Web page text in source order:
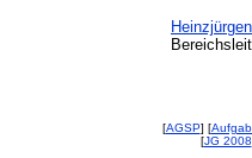
[AGSP] [
[JG 2008